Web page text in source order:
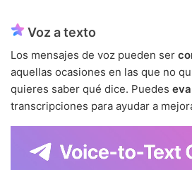
Voz a texto
Los mensajes de voz pueden ser
aquellas ocasiones en las que no
quieres saber qué dice. Puedes
transcripciones para ayudar a